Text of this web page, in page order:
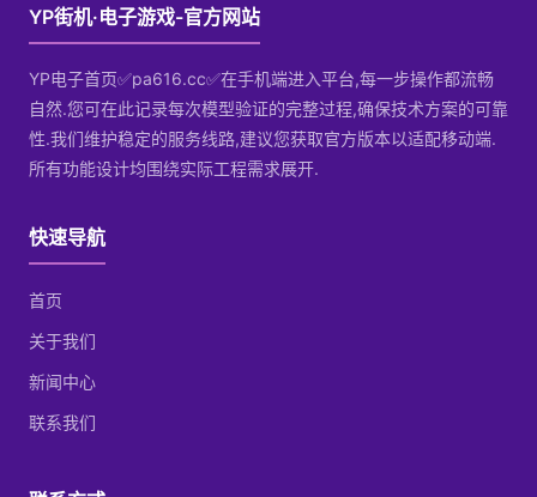
YP街机·电子游戏-官方网站
YP电子首页✅pa616.cc✅在手机端进入平台,每一步操作都流畅
自然.您可在此记录每次模型验证的完整过程,确保技术方案的可靠
性.我们维护稳定的服务线路,建议您获取官方版本以适配移动端.
所有功能设计均围绕实际工程需求展开.
快速导航
首页
关于我们
新闻中心
联系我们